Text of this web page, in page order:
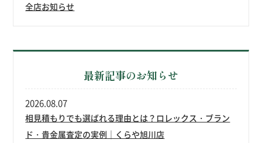
全店お知らせ
最新記事のお知らせ
相見積もりでも選ばれる理由とは？ロレックス・ブラン
ド・貴金属査定の実例｜くらや旭川店
2026.08.07